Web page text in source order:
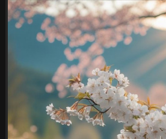
FORUM
COSMEA COMMUNITY